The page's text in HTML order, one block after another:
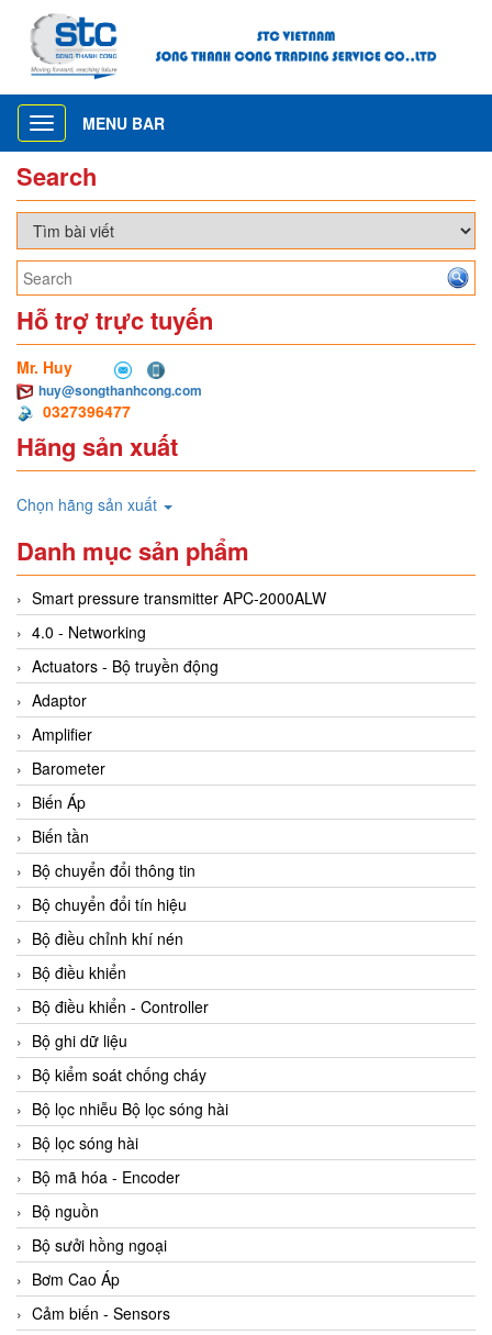
Toggle
navigation
MENU BAR
Search
Hỗ trợ trực tuyến
Mr. Huy
huy@songthanhcong.com
0327396477
Hãng sản xuất
Chọn hãng sản xuất
Danh mục sản phẩm
Smart pressure transmitter APC-2000ALW
4.0 - Networking
Actuators - Bộ truyền động
Adaptor
Amplifier
Barometer
Biến Áp
Biến tần
Bộ chuyển đổi thông tin
Bộ chuyển đổi tín hiệu
Bộ điều chỉnh khí nén
Bộ điều khiển
Bộ điều khiển - Controller
Bộ ghi dữ liệu
Bộ kiểm soát chống cháy
Bộ lọc nhiễu Bộ lọc sóng hài
Bộ lọc sóng hài
Bộ mã hóa - Encoder
Bộ nguồn
Bộ sưởi hồng ngoại
Bơm Cao Áp
Cảm biến - Sensors